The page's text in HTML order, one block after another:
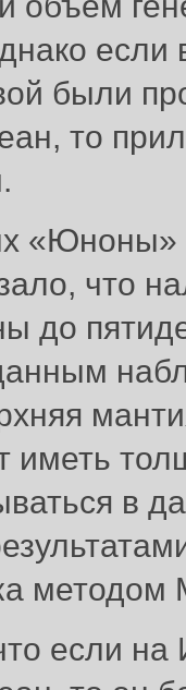
если
были
то
«Юноны»
что
до
иметь
в
если на